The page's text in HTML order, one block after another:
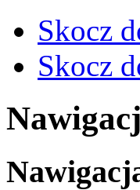
Skocz
Skocz